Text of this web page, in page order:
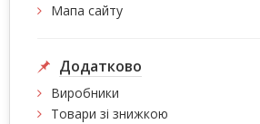
Мапа сайту
Додатково
Виробники
Товари зі знижкою